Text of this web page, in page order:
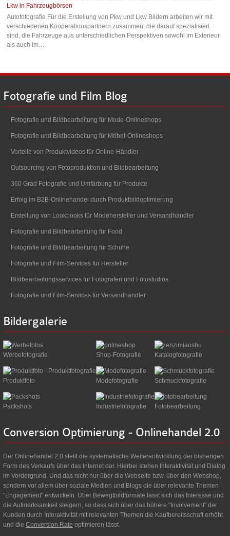
Lkw in Fahrzeugbörsen
Autofotografie Für die Erstellung von Pkw und Lkw Bildern arbeiten wir mit
verschiedenen Kooperationspartnern zusammen, die darauf spezialisiert
sind, die Fahrzeuge aus unterschiedlichen Perspektiven sowohl im Exterieur
als auch im…
Fotografie und Film Blog
Fotografie und Bildbearbeitung für Mode-Onlineshops
Fotografie und Bildbearbeitung für Möbel-Onlineshops
Vorteile von Produktvideos für Online-Händler
Outsourcing von Fotoproduktion und Bildbearbeitung
360 Grad Fotografie und Umfärbung für Produkte
Erfolg im B2B-Onlinehandel durch Produktbildoptimierung
Erstellung von Lookbooks für Modehersteller und Versandhändler
Fotografie und Bildbearbeitung für Food
Fotografie und Bildbearbeitung für Schuhe
Fotografie und Film-Services für Hersteller
Bildbearbeitungsservices für Fotografen und Fotostudios
Fotografie und Film-Services für Versandhändler
Bildergalerie
Werbefotografie Shop-Fotografie Katalogfotografie
Produktfoto Modefotografie Schmuckfotografie
Packshots Industriefotografie Fotobearbeitung
Conversion Optimierung - Onlinehandel 2.0
Der Onlinehandel 2.0 stellt die systematische Weiterentwicklung der bisherigen
Form des Verkaufs über das Internet dar. Hierbei stehen Interaktivität und Dialog
im Vordergrund. Und das nicht nur über die Webseite bzw. über den Webshop,
sondern vor allem über soziale Medien und Blogs die über relevante Themen
"Engagement" entwickeln. Über Bewegtbildformate lässt sich das Interesse und
die Aufmerksamkeit steigern, so dass sich über das höhere "Involvement" der
Kunden durch Interaktivität mit relevanten Themen die Kaufbereitsschaft erhöht
und die Conversion Rate optimieren lässt.